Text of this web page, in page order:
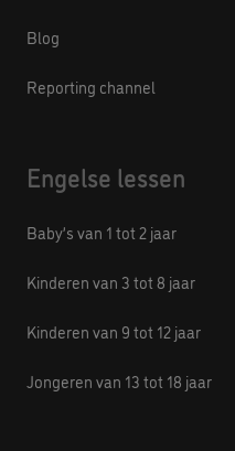
Blog
Reporting channel
Engelse lessen
Baby’s van 1 tot 2 jaar
Kinderen van 3 tot 8 jaar
Kinderen van 9 tot 12 jaar
Jongeren van 13 tot 18 jaar